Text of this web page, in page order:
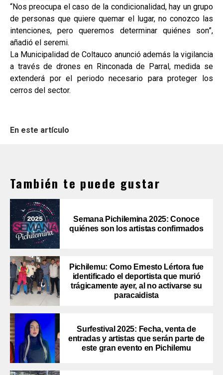
“Nos preocupa el caso de la condicionalidad, hay un grupo
de personas que quiere quemar el lugar, no conozco las
intenciones, pero queremos determinar quiénes son”,
añadió el seremi.
La Municipalidad de Coltauco anunció además la vigilancia
a través de drones en Rinconada de Parral, medida se
extenderá por el periodo necesario para proteger los
cerros del sector.
En este artículo
También te puede gustar
Semana Pichilemina 2025: Conoce
quiénes son los artistas confirmados
Pichilemu: Como Ernesto Lértora fue
identificado el deportista que murió
trágicamente ayer, al no activarse su
paracaidista
Surfestival 2025: Fecha, venta de
entradas y artistas que serán parte de
este gran evento en Pichilemu